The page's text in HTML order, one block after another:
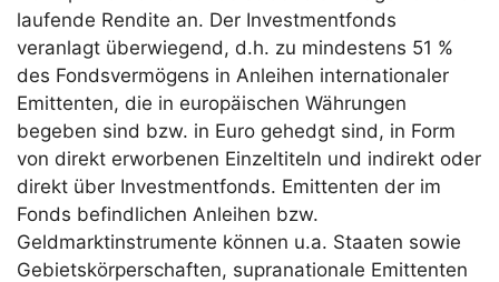
laufende Rendite an. Der Investmentfonds
veranlagt überwiegend, d.h. zu mindestens 51 %
des Fondsvermögens in Anleihen internationaler
Emittenten, die in europäischen Währungen
begeben sind bzw. in Euro gehedgt sind, in Form
von direkt erworbenen Einzeltiteln und indirekt oder
direkt über Investmentfonds. Emittenten der im
Fonds befindlichen Anleihen bzw.
Geldmarktinstrumente können u.a. Staaten sowie
Gebietskörperschaften, supranationale Emittenten